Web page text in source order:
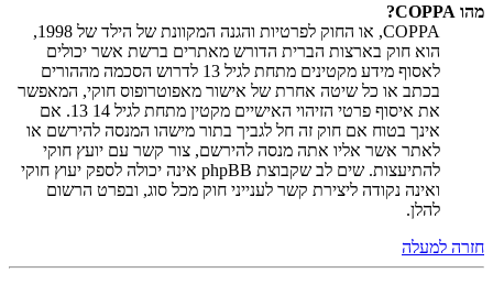
מהו COPPA?
COPPA, או החוק לפרטיות והגנה המקוונת של הילד של 1998,
הוא חוק בארצות הברית הדורש מאתרים ברשת אשר יכולים
לאסוף מידע מקטינים מתחת לגיל 13 לדרוש הסכמה מההורים
בכתב או כל שיטה אחרת של אישור מאפוטרופוס חוקי, המאפשר
את איסוף פרטי הזיהוי האישיים מקטין מתחת לגיל 14 13. אם
אינך בטוח אם חוק זה חל לגביך בתור מישהו המנסה להירשם או
לאתר אשר אליו אתה מנסה להירשם, צור קשר עם יועץ חוקי
להתיעצות. שים לב שקבוצת phpBB אינה יכולה לספק יעוץ חוקי
ואינה נקודה ליצירת קשר לענייני חוק מכל סוג, ובפרט הרשום
להלן.
חזרה למעלה